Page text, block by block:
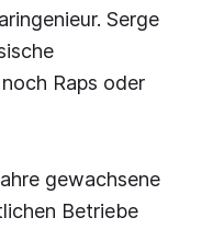
Serge
Raps oder
gewachsene
Betriebe